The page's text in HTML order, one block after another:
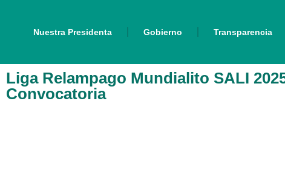
Nuestra Presidenta Gobierno Transparencia
Liga Relampago Mundialito SALI
Convocatoria